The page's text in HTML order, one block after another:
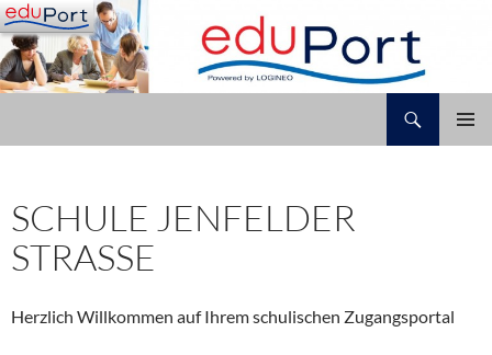
Zum
Inhalt
springen
SCHULE JENFELDER
STRASSE
Herzlich Willkommen auf Ihrem schulischen Zugangsportal